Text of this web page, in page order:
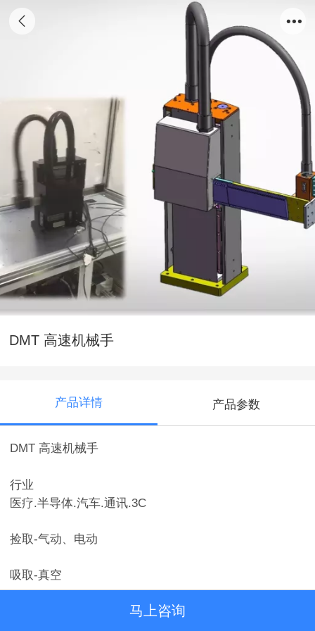
DMT 高速机械手
产品详情 产品参数
DMT 高速机械手
行业
医疗.半导体.汽车.通讯.3C
捡取-气动、电动
吸取-真空
马上咨询